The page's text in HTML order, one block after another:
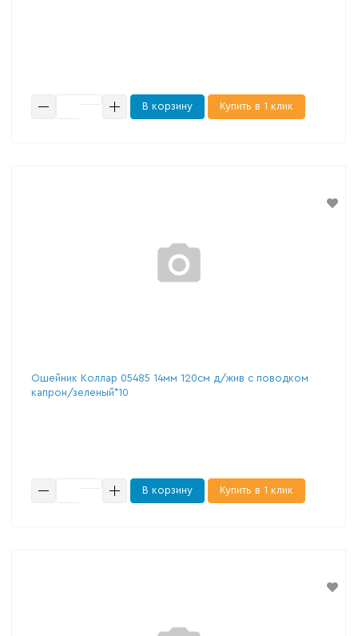
В корзину Купить в 1 клик
Ошейник Коллар 05485 14мм 120см д/жив с поводком
капрон/зеленый*10
В корзину Купить в 1 клик